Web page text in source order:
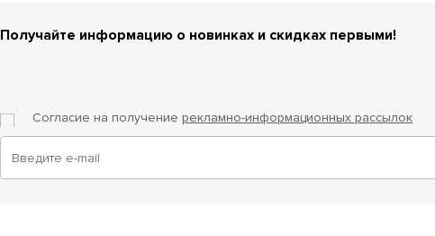
Получайте информацию о новинках и скидках первыми!
Согласие на получение рекламно-информационных рассылок